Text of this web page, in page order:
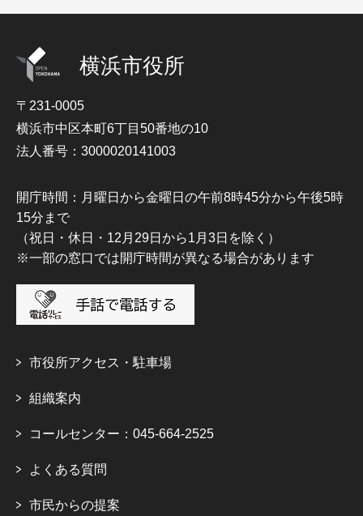
横浜市役所
〒231-0005
横浜市中区本町6丁目50番地の10
法人番号：3000020141003
開庁時間：月曜日から金曜日の午前8時45分から午後5時
15分まで
（祝日・休日・12月29日から1月3日を除く）
※一部の窓口では開庁時間が異なる場合があります
市役所アクセス・駐車場
組織案内
コールセンター：045-664-2525
よくある質問
市民からの提案